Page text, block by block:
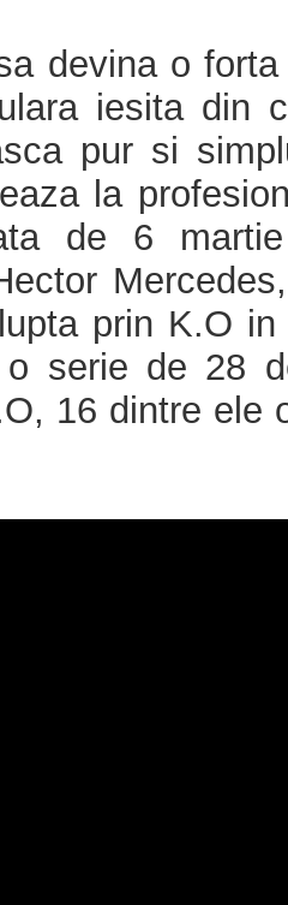
devina o
iesita din
pur si
la
de 6
prin K.O
o serie de 28
16 dintre ele